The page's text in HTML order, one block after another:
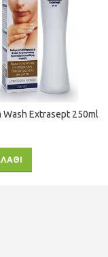
Wash Extrasept 250ml